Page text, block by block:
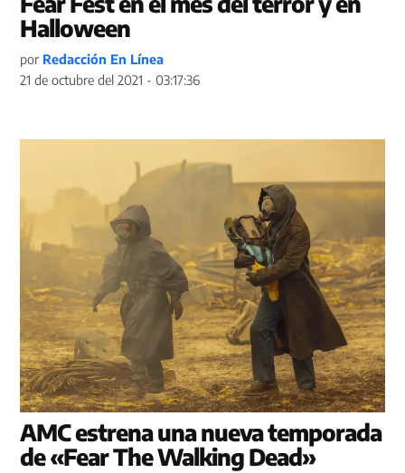
Halloween
por Redacción En Línea
21 de octubre del 2021 - 03:17:36
AMC estrena una nueva temporada
de «Fear The Walking Dead»